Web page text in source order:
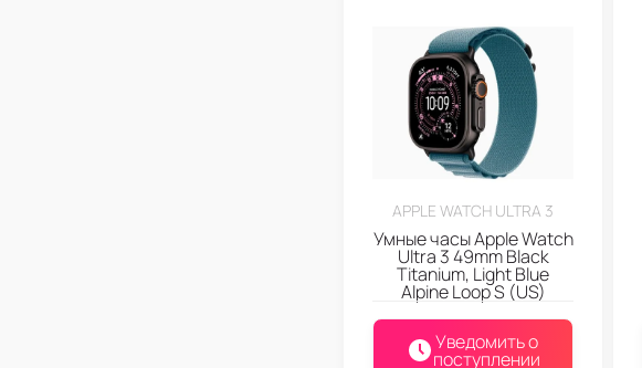
APPLE WATCH ULTRA 3
Умные часы Apple Watch
Ultra 3 49mm Black
Titanium, Light Blue
Alpine Loop S (US)
Уведомить о
поступлении